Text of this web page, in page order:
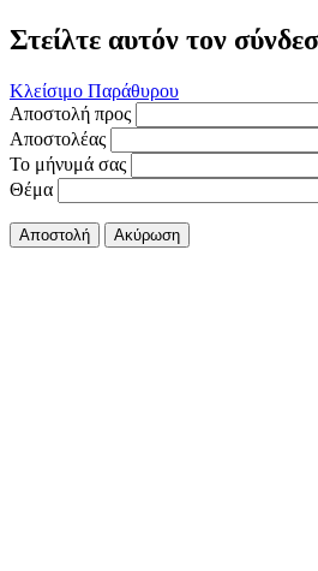
Στείλτε αυτόν τον
Κλείσιμο Παράθυρου
Αποστολή προς
Αποστολέας
Το μήνυμά σας
Θέμα
Αποστολή Ακύρωση